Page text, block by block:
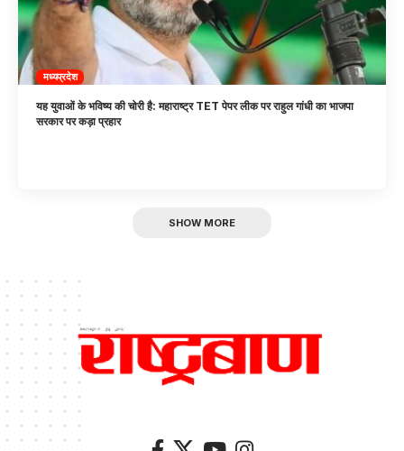
मध्यप्रदेश
यह युवाओं के भविष्य की चोरी है: महाराष्ट्र TET पेपर लीक पर राहुल गांधी का भाजपा
सरकार पर कड़ा प्रहार
SHOW MORE